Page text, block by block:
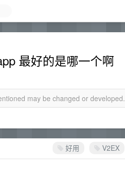
最好的是哪一个啊
may be changed or developed.
好用 V2EX